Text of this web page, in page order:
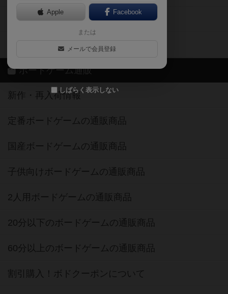
Apple Facebook
または
メールで会員登録
しばらく表示しない
ボードゲーム業界コラム
ボドゲーマご利用案内
ボードゲーム通販
新作・再入荷情報
定番ボードゲームの通販商品
国産ボードゲームの通販商品
子供向けボードゲームの通販商品
2人用ボードゲームの通販商品
20分以下のボードゲームの通販商品
60分以上のボードゲームの通販商品
割引購入！ボドクーポンについて